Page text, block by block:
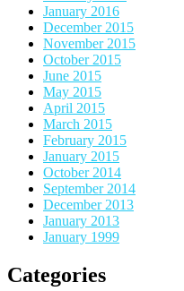
January 2016
December 2015
November 2015
October 2015
June 2015
May 2015
April 2015
March 2015
February 2015
January 2015
October 2014
September 2014
December 2013
January 2013
January 1999
Categories